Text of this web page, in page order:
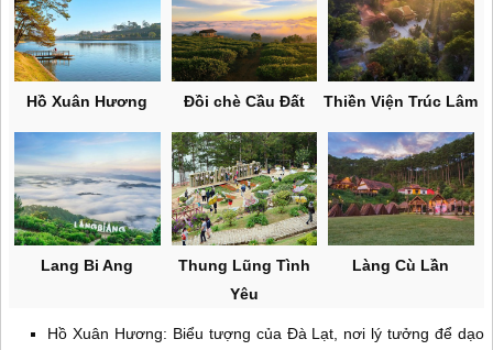
Hồ Xuân Hương Đồi chè Cầu Đất Thiền Viện Trúc Lâm
Lang Bi Ang
Thung Lũng Tình
Yêu
Làng Cù Lần
Hồ Xuân Hương: Biểu tượng của Đà Lạt, nơi lý tưởng để dạo